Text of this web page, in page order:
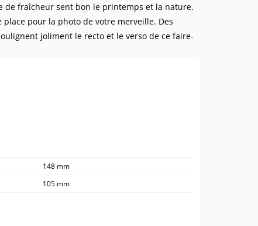
de fraîcheur sent bon le printemps et la nature.
place pour la photo de votre merveille. Des
joliment le recto et le verso de ce faire-
148 mm
105 mm